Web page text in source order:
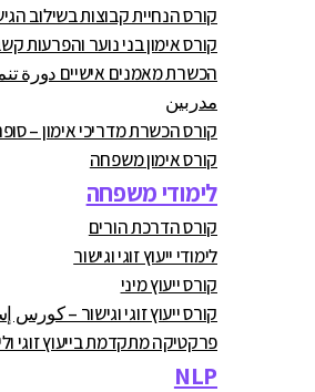
קורס הנחיית קבוצות בשילוב
קורס אימון בני נוער והפרעות
הכשרת מאמנים אישיים دورة
مدربين
קורס הכשרת מדריכי אימון –
קורס אימון משפחה
לימודי משפחה
קורס הדרכת הורים
לימודי ייעוץ זוגי וגישור
קורס ייעוץ מיני
קורס ייעוץ זוגי וגישור –
פרקטיקה מתקדמת בייעוץ זוגי
NLP